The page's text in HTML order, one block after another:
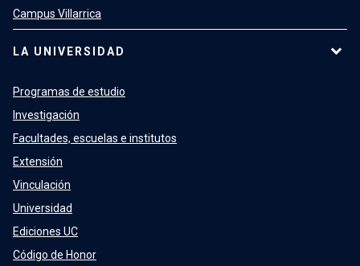
Campus Villarrica
LA UNIVERSIDAD
Programas de estudio
Investigación
Facultades, escuelas e institutos
Extensión
Vinculación
Universidad
Ediciones UC
Código de Honor